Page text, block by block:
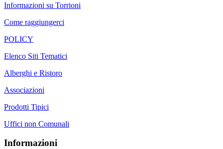
Informazioni su Torrioni
Come raggiungerci
POLICY
Elenco Siti Tematici
Alberghi e Ristoro
Associazioni
Prodotti Tipici
Uffici non Comunali
Informazioni